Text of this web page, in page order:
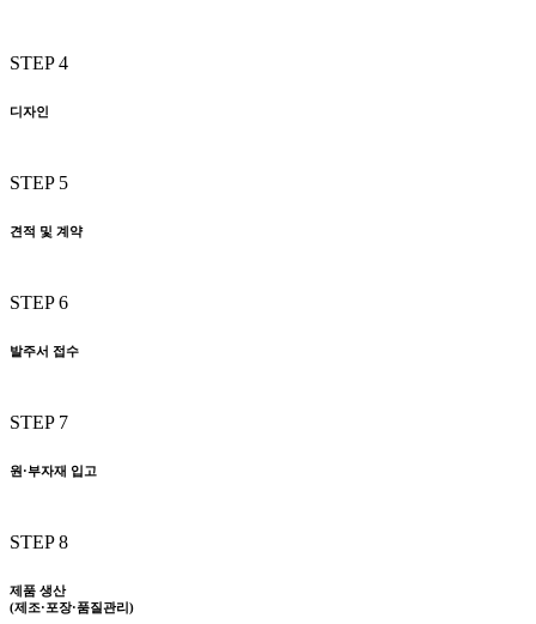
STEP 4
디자인
STEP 5
견적 및 계약
STEP 6
발주서 접수
STEP 7
원·부자재 입고
STEP 8
제품 생산
(제조·포장·품질관리)